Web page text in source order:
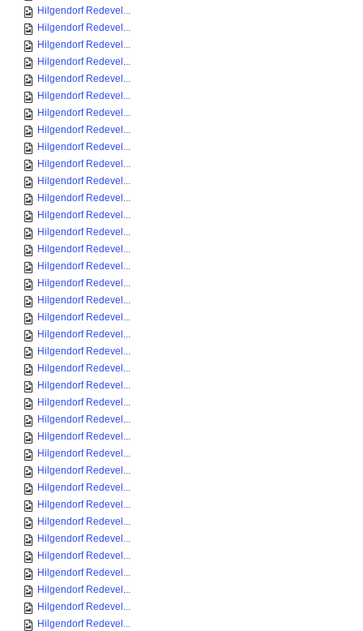
Hilgendorf Redevel...
Hilgendorf Redevel...
Hilgendorf Redevel...
Hilgendorf Redevel...
Hilgendorf Redevel...
Hilgendorf Redevel...
Hilgendorf Redevel...
Hilgendorf Redevel...
Hilgendorf Redevel...
Hilgendorf Redevel...
Hilgendorf Redevel...
Hilgendorf Redevel...
Hilgendorf Redevel...
Hilgendorf Redevel...
Hilgendorf Redevel...
Hilgendorf Redevel...
Hilgendorf Redevel...
Hilgendorf Redevel...
Hilgendorf Redevel...
Hilgendorf Redevel...
Hilgendorf Redevel...
Hilgendorf Redevel...
Hilgendorf Redevel...
Hilgendorf Redevel...
Hilgendorf Redevel...
Hilgendorf Redevel...
Hilgendorf Redevel...
Hilgendorf Redevel...
Hilgendorf Redevel...
Hilgendorf Redevel...
Hilgendorf Redevel...
Hilgendorf Redevel...
Hilgendorf Redevel...
Hilgendorf Redevel...
Hilgendorf Redevel...
Hilgendorf Redevel...
Hilgendorf Redevel...